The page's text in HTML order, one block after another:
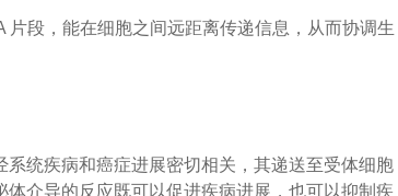
段，能在细胞之间远距离传递信息，从而协调生
统疾病和癌症进展密切相关，其递送至受体细胞
介导的反应既可以促进疾病进展，也可以抑制疾